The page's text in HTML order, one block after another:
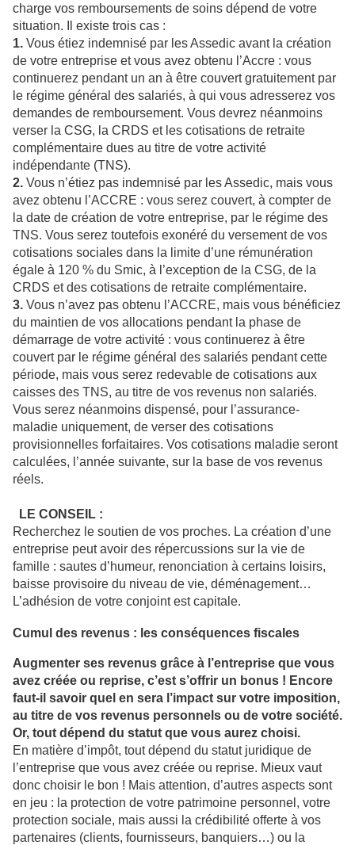
charge vos remboursements de soins dépend de votre
situation. Il existe trois cas :
1. Vous étiez indemnisé par les Assedic avant la création
de votre entreprise et vous avez obtenu l’Accre : vous
continuerez pendant un an à être couvert gratuitement par
le régime général des salariés, à qui vous adresserez vos
demandes de remboursement. Vous devrez néanmoins
verser la CSG, la CRDS et les cotisations de retraite
complémentaire dues au titre de votre activité
indépendante (TNS).
2. Vous n’étiez pas indemnisé par les Assedic, mais vous
avez obtenu l’ACCRE : vous serez couvert, à compter de
la date de création de votre entreprise, par le régime des
TNS. Vous serez toutefois exonéré du versement de vos
cotisations sociales dans la limite d’une rémunération
égale à 120 % du Smic, à l’exception de la CSG, de la
CRDS et des cotisations de retraite complémentaire.
3. Vous n’avez pas obtenu l’ACCRE, mais vous bénéficiez
du maintien de vos allocations pendant la phase de
démarrage de votre activité : vous continuerez à être
couvert par le régime général des salariés pendant cette
période, mais vous serez redevable de cotisations aux
caisses des TNS, au titre de vos revenus non salariés.
Vous serez néanmoins dispensé, pour l’assurance-
maladie uniquement, de verser des cotisations
provisionnelles forfaitaires. Vos cotisations maladie seront
calculées, l’année suivante, sur la base de vos revenus
réels.
LE CONSEIL :
Recherchez le soutien de vos proches. La création d’une
entreprise peut avoir des répercussions sur la vie de
famille : sautes d’humeur, renonciation à certains loisirs,
baisse provisoire du niveau de vie, déménagement…
L’adhésion de votre conjoint est capitale.
Cumul des revenus : les conséquences fiscales
Augmenter ses revenus grâce à l’entreprise que vous
avez créée ou reprise, c’est s’offrir un bonus ! Encore
faut-il savoir quel en sera l’impact sur votre imposition,
au titre de vos revenus personnels ou de votre société.
Or, tout dépend du statut que vous aurez choisi.
En matière d’impôt, tout dépend du statut juridique de
l’entreprise que vous avez créée ou reprise. Mieux vaut
donc choisir le bon ! Mais attention, d’autres aspects sont
en jeu : la protection de votre patrimoine personnel, votre
protection sociale, mais aussi la crédibilité offerte à vos
partenaires (clients, fournisseurs, banquiers…) ou la